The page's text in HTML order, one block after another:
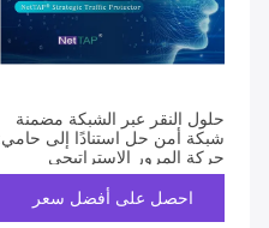
حلول النقر عبر الشبكة مضمنة
شبكة أمن حل استنادًا إلى حامي
حركة المرور الاستراتيجي
NetTAP®
احصل على أفضل سعر